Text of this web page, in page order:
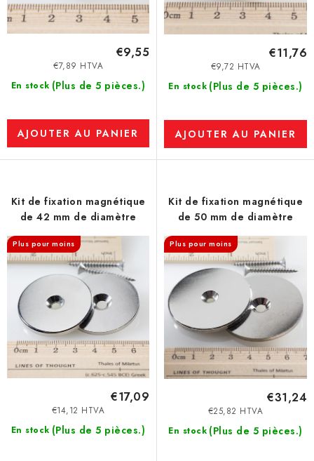
o
d
s
En stock (Plus de 5 pièces.)
€7,89 HTVA
€9,55
AJOUTER AU PANIER
En stock (Plus de 5 pièces.)
€9,72 HTVA
€11,76
AJOUTER AU PANIER
Kit de fixation magnétique
de 42 mm de diamètre
Plus pour moins
En stock (Plus de 5 pièces.)
€14,12 HTVA
€17,09
Kit de fixation magnétique
de 50 mm de diamètre
Plus pour moins
En stock (Plus de 5 pièces.)
€25,82 HTVA
€31,24